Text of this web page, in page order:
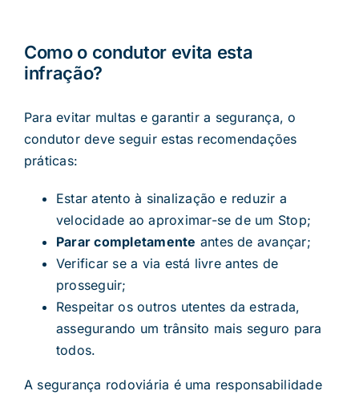
Como o condutor evita esta
infração?
Para evitar multas e garantir a segurança, o
condutor deve seguir estas recomendações
práticas:
Estar atento à sinalização e reduzir a
velocidade ao aproximar-se de um Stop;
Parar completamente antes de avançar;
Verificar se a via está livre antes de
prosseguir;
Respeitar os outros utentes da estrada,
assegurando um trânsito mais seguro para
todos.
A segurança rodoviária é uma responsabilidade